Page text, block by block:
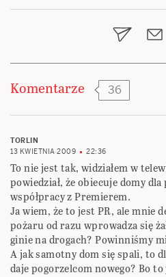
wpisu
Komentarze 36
TORLIN
13 KWIETNIA 2009
22:36
To nie jest tak, widziałem w
powiedział, że obiecuje domy
współpracy z Premierem.
Ja wiem, że to jest PR, ale mnie
pożaru od razu wprowadza się
ginie na drogach? Powinniśmy
A jak samotny dom się spali, to
daje pogorzelcom nowego? Bo